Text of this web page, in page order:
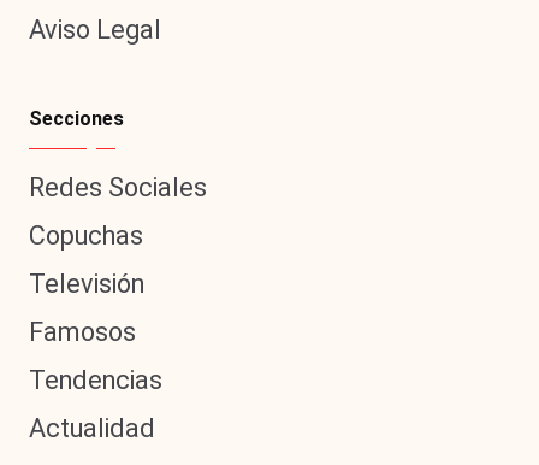
Aviso Legal
Secciones
Redes Sociales
Copuchas
Televisión
Famosos
Tendencias
Actualidad